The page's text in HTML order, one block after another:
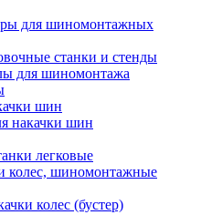
для шиномонтажных
станки и стенды
для шиномонтажа
шин
накачки шин
легковые
колес, шиномонтажные
колес (бустер)